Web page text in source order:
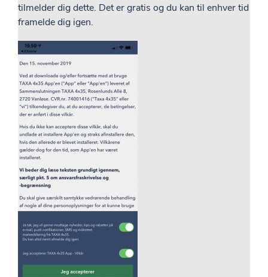
tilmelder dig dette. Det er gratis og du kan til enhver tid
framelde dig igen.